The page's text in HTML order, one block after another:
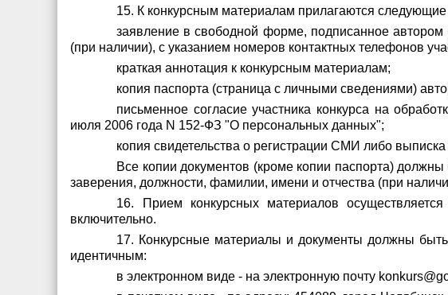
15. К конкурсным материалам прилагаются
заявление в свободной форме, подписанное автором
(при наличии), с указанием номеров контактных телефонов
краткая аннотация к конкурсным материалам;
копия паспорта (страница с личными сведениями)
письменное согласие участника конкурса на
июля 2006 года N 152-ФЗ "О персональных данных";
копия свидетельства о регистрации СМИ либо
Все копии документов (кроме копии паспорта)
заверения, должности, фамилии, имени и отчества (при
16. Прием конкурсных материалов
включительно.
17. Конкурсные материалы и документы должны
идентичным:
в электронном виде - на электронную почту